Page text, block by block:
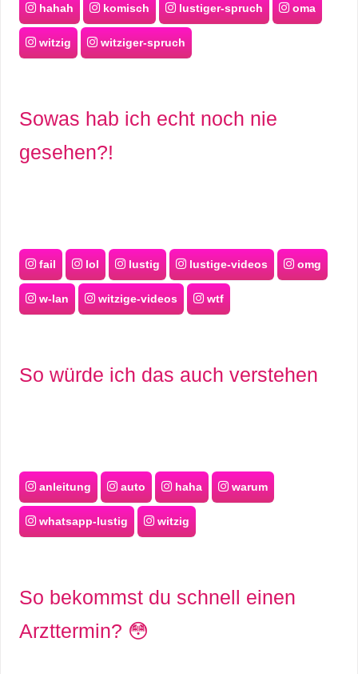
hahah komisch lustiger-spruch oma
witzig witziger-spruch
Sowas hab ich echt noch nie
gesehen?!
fail lol lustig lustige-videos omg
w-lan witzige-videos wtf
So würde ich das auch verstehen
anleitung auto haha warum
whatsapp-lustig witzig
So bekommst du schnell einen
Arzttermin? 😳